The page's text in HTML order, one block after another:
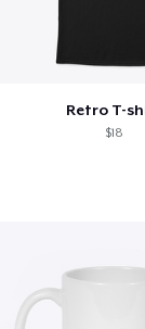
Retro T-
$18